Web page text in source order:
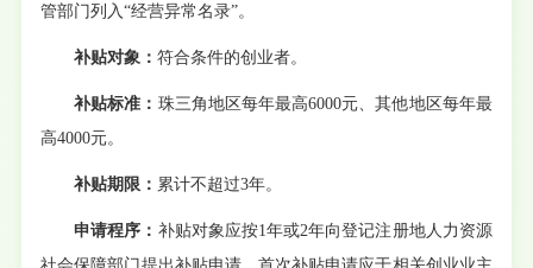
管部门列入“经营异常名录”。
补贴对象：符合条件的创业者。
补贴标准： 珠三角地区每年最高6000元、其他地区每年最
高4000元。
补贴期限： 累计不超过3年。
申请程序： 补贴对象应按1年或2年向登记注册地人力资源